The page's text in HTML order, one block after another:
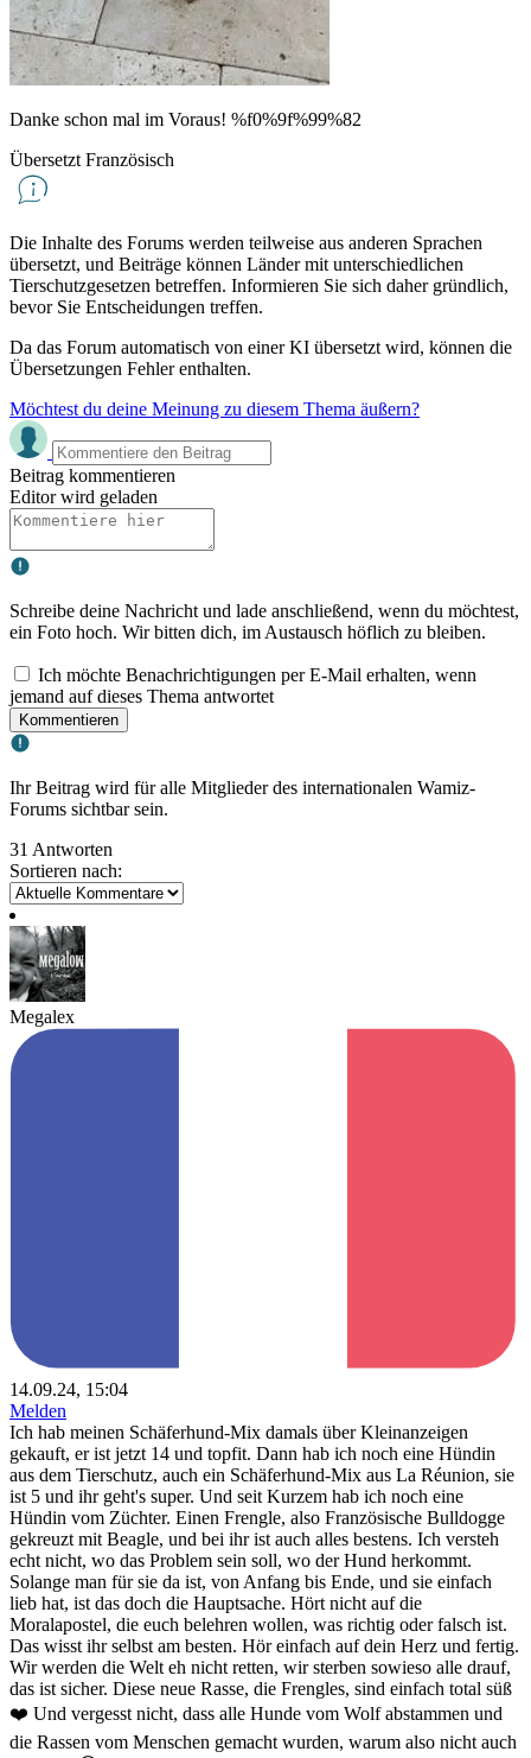
Danke schon mal im Voraus! %f0%9f%99%82
Übersetzt Französisch
Die Inhalte des Forums werden teilweise aus anderen Sprachen
übersetzt, und Beiträge können Länder mit unterschiedlichen
Tierschutzgesetzen betreffen. Informieren Sie sich daher gründlich,
bevor Sie Entscheidungen treffen.
Da das Forum automatisch von einer KI übersetzt wird, können die
Übersetzungen Fehler enthalten.
Möchtest du deine Meinung zu diesem Thema äußern?
Beitrag kommentieren
Editor wird geladen
Schreibe deine Nachricht und lade anschließend, wenn du möchtest,
ein Foto hoch. Wir bitten dich, im Austausch höflich zu bleiben.
Ich möchte Benachrichtigungen per E-Mail erhalten, wenn
jemand auf dieses Thema antwortet
Kommentieren
Ihr Beitrag wird für alle Mitglieder des internationalen Wamiz-
Forums sichtbar sein.
31 Antworten
Sortieren nach:
Megalex
14.09.24, 15:04
Melden
Ich hab meinen Schäferhund-Mix damals über Kleinanzeigen
gekauft, er ist jetzt 14 und topfit. Dann hab ich noch eine Hündin
aus dem Tierschutz, auch ein Schäferhund-Mix aus La Réunion, sie
ist 5 und ihr geht's super. Und seit Kurzem hab ich noch eine
Hündin vom Züchter. Einen Frengle, also Französische Bulldogge
gekreuzt mit Beagle, und bei ihr ist auch alles bestens. Ich versteh
echt nicht, wo das Problem sein soll, wo der Hund herkommt.
Solange man für sie da ist, von Anfang bis Ende, und sie einfach
lieb hat, ist das doch die Hauptsache. Hört nicht auf die
Moralapostel, die euch belehren wollen, was richtig oder falsch ist.
Das wisst ihr selbst am besten. Hör einfach auf dein Herz und fertig.
Wir werden die Welt eh nicht retten, wir sterben sowieso alle drauf,
das ist sicher. Diese neue Rasse, die Frengles, sind einfach total süß
❤️ Und vergesst nicht, dass alle Hunde vom Wolf abstammen und
die Rassen vom Menschen gemacht wurden, warum also nicht auch